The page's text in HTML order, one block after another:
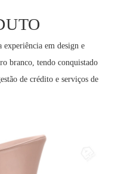
em design e
branco, tendo conquistado
de crédito e serviços de